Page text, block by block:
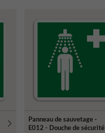
Panneau de sauvetage -
E012 - Douche de sécurité